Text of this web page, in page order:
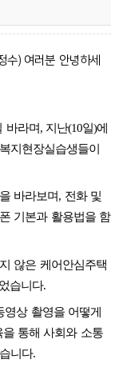
수) 여러분 안녕하세
바라며, 지난(10일)에
지현장실습생들이
바라보며, 전화 및
기본과 활용법을 함
않은 케어안심주택
습니다.
상 촬영을 어떻게
통해 사회와 소통
니다.